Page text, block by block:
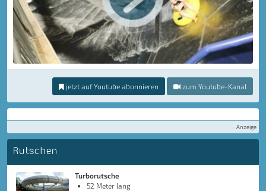
jetzt auf Youtube abonnieren zum Youtube-Kanal
Anzeige
Rutschen
Turborutsche
52 Meter lang